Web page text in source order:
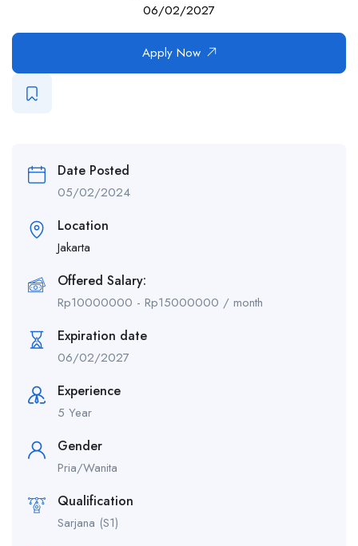
06/02/2027
Apply Now
Date Posted
05/02/2024
Location
Jakarta
Offered Salary:
Rp10000000 - Rp15000000 / month
Expiration date
06/02/2027
Experience
5 Year
Gender
Pria/Wanita
Qualification
Sarjana (S1)